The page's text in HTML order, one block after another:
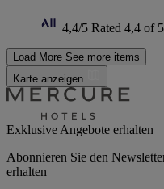
4,4/5 Rated 4,4 of 5
Load More See more items
Karte anzeigen
Exklusive Angebote erhalten
Abonnieren Sie den
erhalten